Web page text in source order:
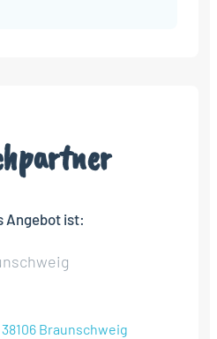
Angebot ist:
Braunschweig